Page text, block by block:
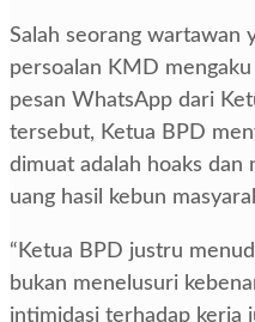
Salah seorang wartawan
persoalan KMD
pesan WhatsApp dari
tersebut, Ketua BPD
dimuat adalah hoaks dan
uang hasil kebun
“Ketua BPD justru
bukan menelusuri
intimidasi terhadap kerja